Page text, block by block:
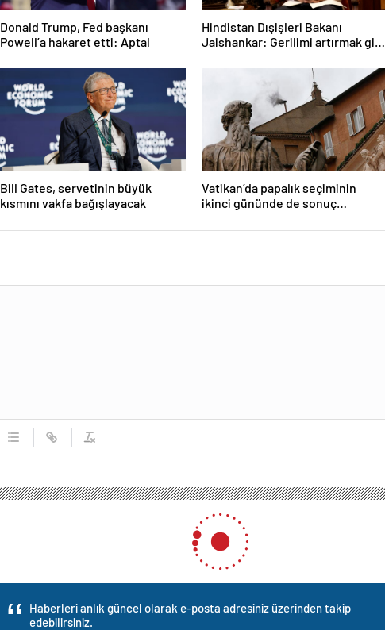
Donald Trump, Fed başkanı
Powell’a hakaret etti: Aptal
Hindistan Dışişleri Bakanı
Jaishankar: Gerilimi artırmak gibi
Bill Gates, servetinin büyük
kısmını vakfa bağışlayacak
Vatikan’da papalık seçiminin
ikinci gününde de sonuç
Haberleri anlık güncel olarak e-posta adresiniz üzerinden takip
edebilirsiniz.